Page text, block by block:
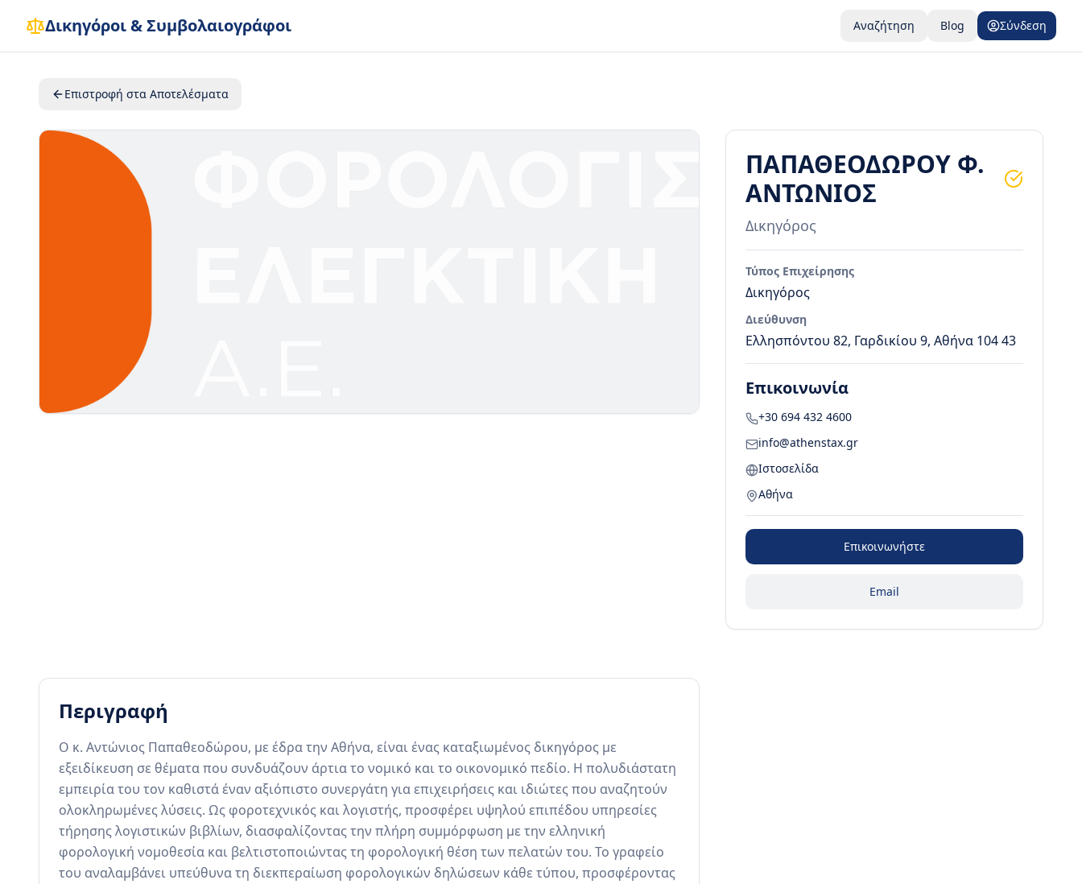
Δικηγόροι & Συμβολαιογράφοι Αναζήτηση Blog Σύνδεση
Επιστροφή στα Αποτελέσματα
Περιγραφή
Ο κ. Αντώνιος Παπαθεοδώρου, με έδρα την Αθήνα, είναι ένας καταξιωμένος δικηγόρος με
εξειδίκευση σε θέματα που συνδυάζουν άρτια το νομικό και το οικονομικό πεδίο. Η πολυδιάστατη
εμπειρία του τον καθιστά έναν αξιόπιστο συνεργάτη για επιχειρήσεις και ιδιώτες που αναζητούν
ολοκληρωμένες λύσεις. Ως φοροτεχνικός και λογιστής, προσφέρει υψηλού επιπέδου υπηρεσίες
τήρησης λογιστικών βιβλίων, διασφαλίζοντας την πλήρη συμμόρφωση με την ελληνική
φορολογική νομοθεσία και βελτιστοποιώντας τη φορολογική θέση των πελατών του. Το γραφείο
του αναλαμβάνει υπεύθυνα τη διεκπεραίωση φορολογικών δηλώσεων κάθε τύπου, προσφέροντας
ΠΑΠΑΘΕΟΔΩΡΟΥ Φ.
ΑΝΤΩΝΙΟΣ
Δικηγόρος
Τύπος Επιχείρησης
Δικηγόρος
Διεύθυνση
Ελλησπόντου 82, Γαρδικίου 9, Αθήνα 104 43
Επικοινωνία
+30 694 432 4600
info@athenstax.gr
Ιστοσελίδα
Αθήνα
Επικοινωνήστε
Email